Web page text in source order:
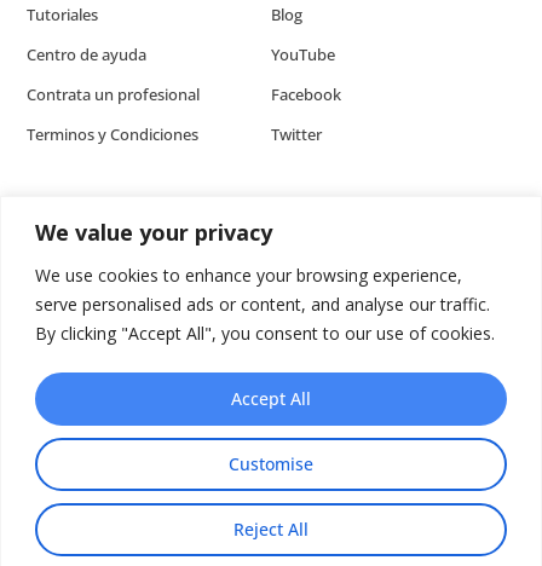
We value your privacy
We use cookies to enhance your browsing experience,
serve personalised ads or content, and analyse our traffic.
By clicking "Accept All", you consent to our use of cookies.
Customise
Reject All
Accept All
Tutoriales
Centro de ayuda
Contrata un profesional
Terminos y Condiciones
Blog
YouTube
Facebook
Twitter
ARTÍCULOS
Cómo editar un video plantilla para tu producto [Video Tutorial]
5 ventajas de usar un video explicativo en tu sitio web
¿Cómo usar el video en un e-commerce?
Anima texto como un profesional [Tutorial]